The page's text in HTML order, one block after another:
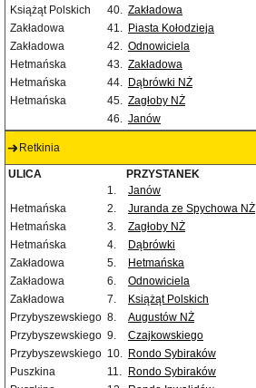
Książąt Polskich
40. Zakładowa
Zakładowa
41. Piasta Kołodzieja
Zakładowa
42. Odnowiciela
Hetmańska
43. Zakładowa
Hetmańska
44. Dąbrówki NŻ
Hetmańska
45. Zagłoby NŻ
46. Janów
Retkinia
ULICA PRZYSTANEK
1.
Janów
Hetmańska
2. Juranda ze Spychowa NŻ
Hetmańska
3. Zagłoby NŻ
Hetmańska
4. Dąbrówki
Zakładowa
5. Hetmańska
Zakładowa
6. Odnowiciela
Zakładowa
7. Książąt Polskich
Przybyszewskiego 8. Augustów NŻ
Przybyszewskiego 9. Czajkowskiego
Przybyszewskiego 10. Rondo Sybiraków
Puszkina
11. Rondo Sybiraków